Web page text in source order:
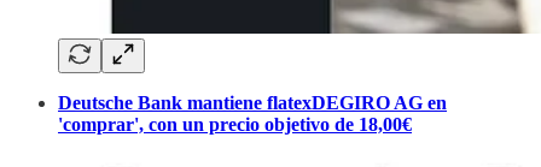
Deutsche Bank mantiene flatexDEGIRO AG en
'comprar', con un precio objetivo de 18,00€